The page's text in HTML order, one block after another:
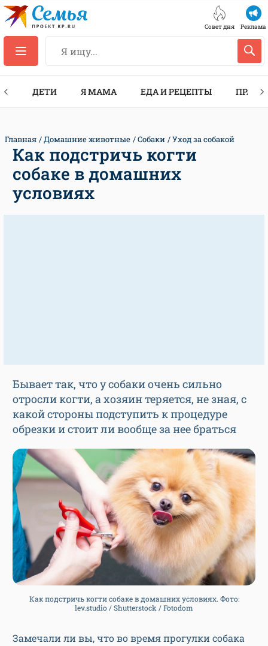
Совет дня Реклама
ДЕТИ Я МАМА ЕДА И РЕЦЕПТЫ
Главная Домашние животные Собаки Уход за собакой
Как подстричь когти
собаке в домашних
условиях
Бывает так, что у собаки очень сильно
отросли когти, а хозяин теряется, не зная, с
какой стороны подступить к процедуре
обрезки и стоит ли вообще за нее браться
Как подстричь когти собаке в домашних условиях. Фото:
lev.studio / Shutterstock / Fotodom
Замечали ли вы, что во время прогулки собака